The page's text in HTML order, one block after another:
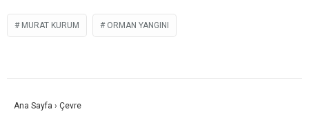
MURAT KURUM ORMAN YANGINI
Ana Sayfa › Çevre